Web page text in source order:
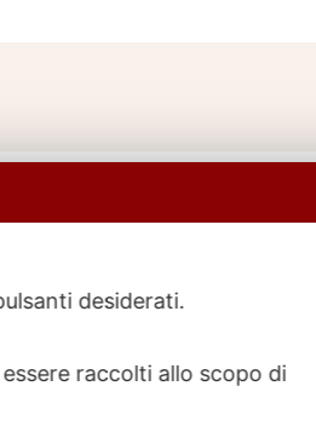
desiderati.
raccolti allo scopo di